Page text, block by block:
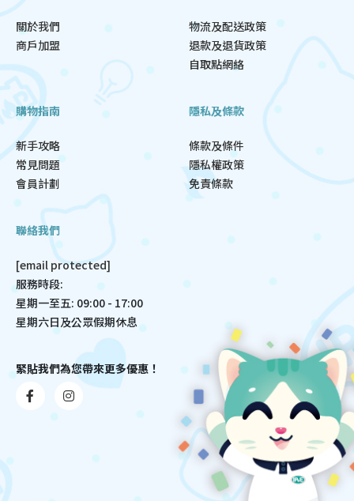
關於我們
商戶加盟
物流及配送政策
退款及退貨政策
自取點網絡
購物指南
新手攻略
常見問題
會員計劃
隱私及條款
條款及條件
隱私權政策
免責條款
聯絡我們
[email protected]
服務時段:
星期一至五: 09:00 - 17:00
星期六日及公眾假期休息
緊貼我們為您帶來更多優惠！